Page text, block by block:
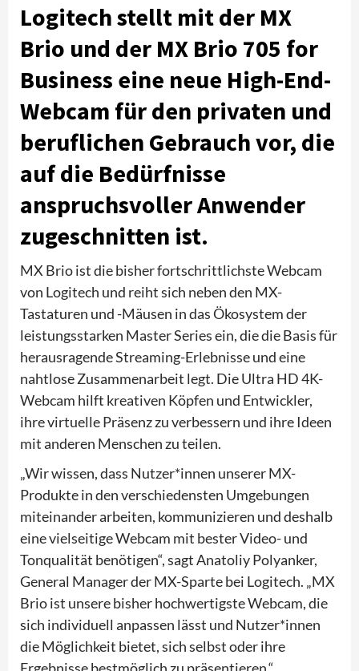
Logitech stellt mit der MX
Brio und der MX Brio 705 for
Business eine neue High-End-
Webcam für den privaten und
beruflichen Gebrauch vor, die
auf die Bedürfnisse
anspruchsvoller Anwender
zugeschnitten ist.
MX Brio ist die bisher fortschrittlichste Webcam
von Logitech und reiht sich neben den MX-
Tastaturen und -Mäusen in das Ökosystem der
leistungsstarken Master Series ein, die die Basis für
herausragende Streaming-Erlebnisse und eine
nahtlose Zusammenarbeit legt. Die Ultra HD 4K-
Webcam hilft kreativen Köpfen und Entwickler,
ihre virtuelle Präsenz zu verbessern und ihre Ideen
mit anderen Menschen zu teilen.
„Wir wissen, dass Nutzer*innen unserer MX-
Produkte in den verschiedensten Umgebungen
miteinander arbeiten, kommunizieren und deshalb
eine vielseitige Webcam mit bester Video- und
Tonqualität benötigen“, sagt Anatoliy Polyanker,
General Manager der MX-Sparte bei Logitech. „MX
Brio ist unsere bisher hochwertigste Webcam, die
sich individuell anpassen lässt und Nutzer*innen
die Möglichkeit bietet, sich selbst oder ihre